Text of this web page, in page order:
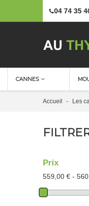
04 74 35
CANNES
Accueil - Les
Prix
559,00 € -